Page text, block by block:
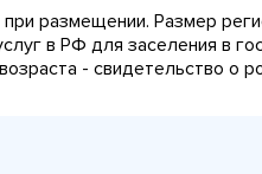
размещении. Размер
в РФ для заселения в
- свидетельство о